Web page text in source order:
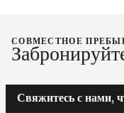
СОВМЕСТНОЕ
Свяжитесь с нами,